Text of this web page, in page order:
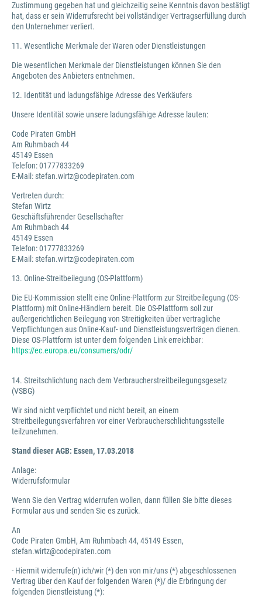
Zustimmung gegeben hat und gleichzeitig seine Kenntnis davon bestätigt
hat, dass er sein Widerrufsrecht bei vollständiger Vertragserfüllung durch
den Unternehmer verliert.
11. Wesentliche Merkmale der Waren oder Dienstleistungen
Die wesentlichen Merkmale der Dienstleistungen können Sie den
Angeboten des Anbieters entnehmen.
12. Identität und ladungsfähige Adresse des Verkäufers
Unsere Identität sowie unsere ladungsfähige Adresse lauten:
Code Piraten GmbH
Am Ruhmbach 44
45149 Essen
Telefon: 01777833269
E-Mail: stefan.wirtz@codepiraten.com
Vertreten durch:
Stefan Wirtz
Geschäftsführender Gesellschafter
Am Ruhmbach 44
45149 Essen
Telefon: 01777833269
E-Mail: stefan.wirtz@codepiraten.com
13. Online-Streitbeilegung (OS-Plattform)
Die EU-Kommission stellt eine Online-Plattform zur Streitbeilegung (OS-
Plattform) mit Online-Händlern bereit. Die OS-Plattform soll zur
außergerichtlichen Beilegung von Streitigkeiten über vertragliche
Verpflichtungen aus Online-Kauf- und Dienstleistungsverträgen dienen.
Diese OS-Plattform ist unter dem folgenden Link erreichbar:
https://ec.europa.eu/consumers/odr/
14. Streitschlichtung nach dem Verbraucherstreitbeilegungsgesetz
(VSBG)
Wir sind nicht verpflichtet und nicht bereit, an einem
Streitbeilegungsverfahren vor einer Verbraucherschlichtungsstelle
teilzunehmen.
Stand dieser AGB: Essen, 17.03.2018
Anlage:
Widerrufsformular
Wenn Sie den Vertrag widerrufen wollen, dann füllen Sie bitte dieses
Formular aus und senden Sie es zurück.
An
Code Piraten GmbH, Am Ruhmbach 44, 45149 Essen,
stefan.wirtz@codepiraten.com
- Hiermit widerrufe(n) ich/wir (*) den von mir/uns (*) abgeschlossenen
Vertrag über den Kauf der folgenden Waren (*)/ die Erbringung der
folgenden Dienstleistung (*):